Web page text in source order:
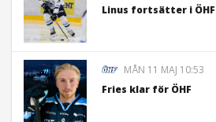
Linus fortsätter i ÖHF
MÅN 11 MAJ 10:53
Fries klar för ÖHF